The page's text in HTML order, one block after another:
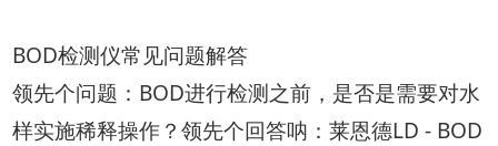
BOD检测仪常见问题解答
领先个问题：BOD进行检测之前，是否是需要对水
样实施稀释操作？领先个回答呐：莱恩德LD - BOD